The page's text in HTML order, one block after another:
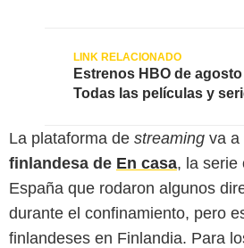
Estrenos HBO de agosto
Todas las películas y
La plataforma de streaming va a
finlandesa de En casa, la serie
España que rodaron algunos
durante el confinamiento, pero
finlandeses en Finlandia. Para